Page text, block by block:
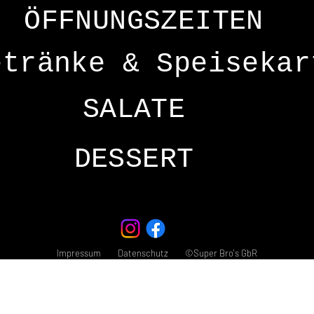
ÖFFNUNGSZEITEN
&
SALATE
DESSERT
Impressum Datenschutz ©Super Bro's GbR